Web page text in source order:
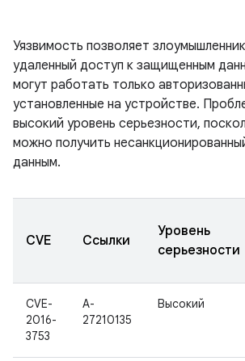
Уязвимость позволяет
удаленный доступ к защищенным
могут работать только
установленные на устройстве.
высокий уровень серьезности,
можно получить
данным.
CVE Ссылки
Уровень
серьезности
CVE-
2016-
3753
A-
27210135
Высокий